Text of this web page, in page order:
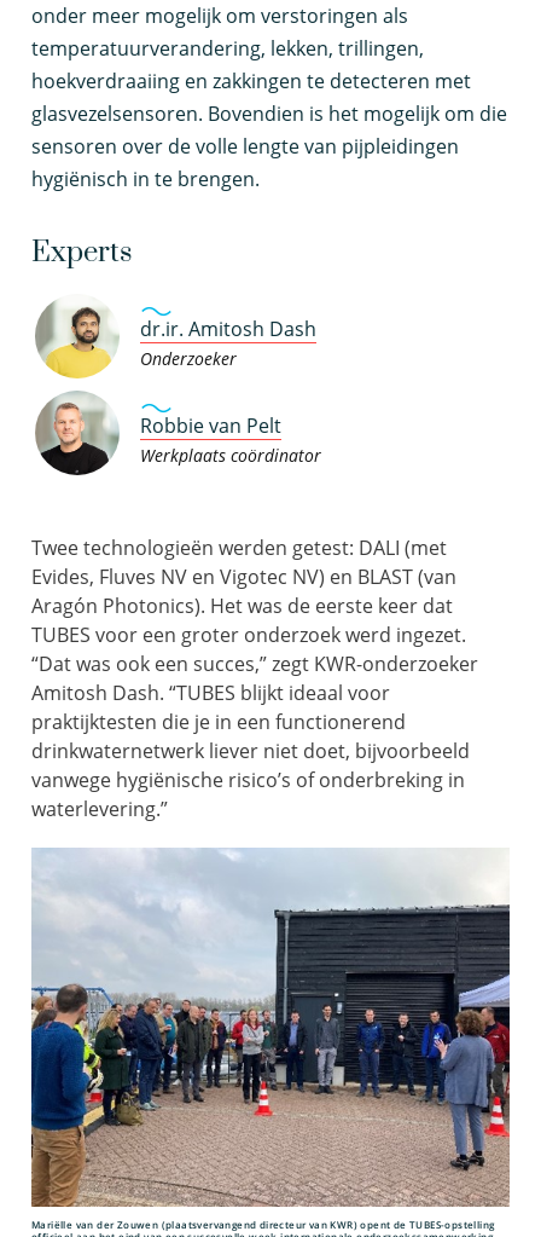
onder meer mogelijk om verstoringen als
temperatuurverandering, lekken, trillingen,
hoekverdraaiing en zakkingen te detecteren met
glasvezelsensoren. Bovendien is het mogelijk om die
sensoren over de volle lengte van pijpleidingen
hygiënisch in te brengen.
Experts
dr.ir. Amitosh Dash
Onderzoeker
Robbie van Pelt
Werkplaats coördinator
Twee technologieën werden getest: DALI (met
Evides, Fluves NV en Vigotec NV) en BLAST (van
Aragón Photonics). Het was de eerste keer dat
TUBES voor een groter onderzoek werd ingezet.
“Dat was ook een succes,” zegt KWR-onderzoeker
Amitosh Dash. “TUBES blijkt ideaal voor
praktijktesten die je in een functionerend
drinkwaternetwerk liever niet doet, bijvoorbeeld
vanwege hygiënische risico’s of onderbreking in
waterlevering.”
Mariëlle van der Zouwen (plaatsvervangend directeur van KWR) opent de TUBES-opstelling